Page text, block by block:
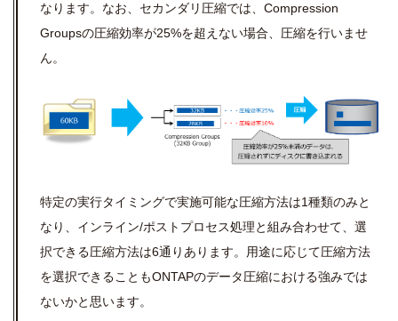
なります。なお、セカンダリ圧縮では、Compression
Groupsの圧縮効率が25%を超えない場合、圧縮を行いませ
ん。
特定の実行タイミングで実施可能な圧縮方法は1種類のみと
なり、インライン/ポストプロセス処理と組み合わせて、選
択できる圧縮方法は6通りあります。用途に応じて圧縮方法
を選択できることもONTAPのデータ圧縮における強みでは
ないかと思います。